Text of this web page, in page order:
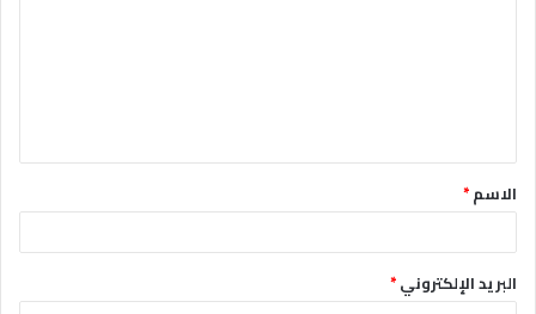
ق
*الاسم*
البريد الإلكتروني*